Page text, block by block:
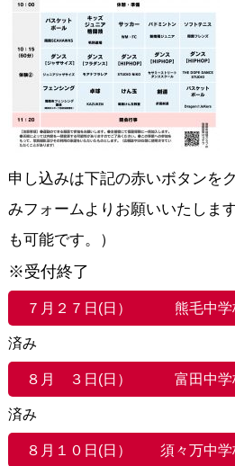
申し込みは下記の赤いボタンを
みフォームよりお願いいたしま
も可能です。）
※受付終了
７月２７日(日） 熊毛中学
済み
８月 ３日(日） 富田中学
済み
８月１０日(日） 須々万中学